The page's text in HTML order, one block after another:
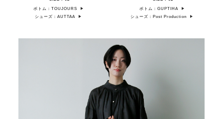
ボトム：TOUJOURS
シューズ：AUTTAA
ボトム：GUPTIHA
シューズ：Post Production